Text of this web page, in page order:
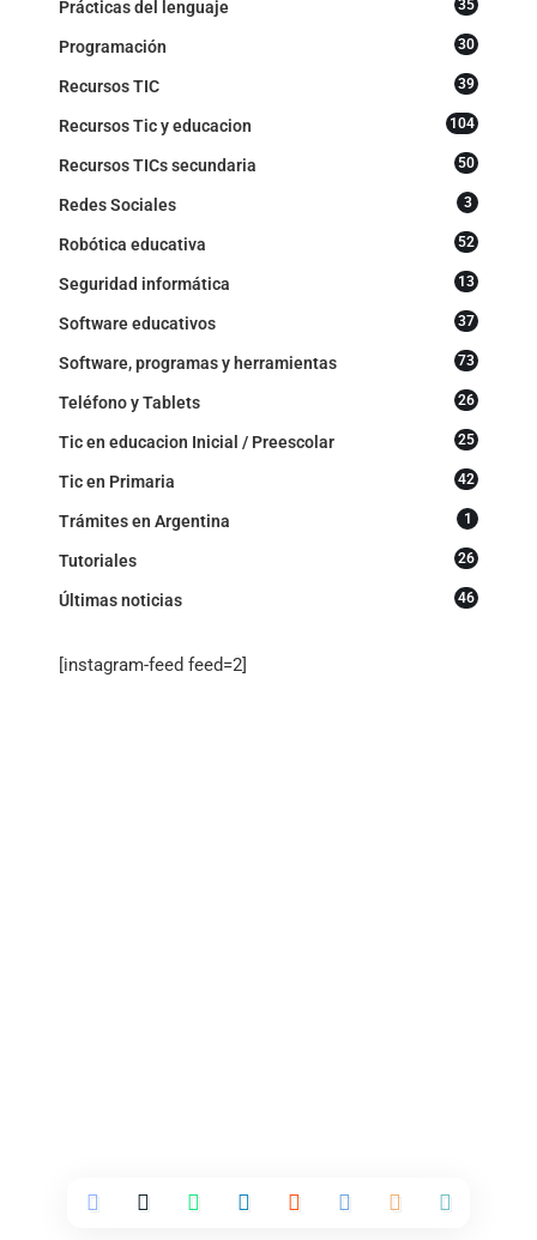
Prácticas del lenguaje 35
Programación 30
Recursos TIC 39
Recursos Tic y educacion 104
Recursos TICs secundaria 50
Redes Sociales 3
Robótica educativa 52
Seguridad informática 13
Software educativos 37
Software, programas y herramientas 73
Teléfono y Tablets 26
Tic en educacion Inicial / Preescolar 25
Tic en Primaria 42
Trámites en Argentina 1
Tutoriales 26
Últimas noticias 46
[instagram-feed feed=2]